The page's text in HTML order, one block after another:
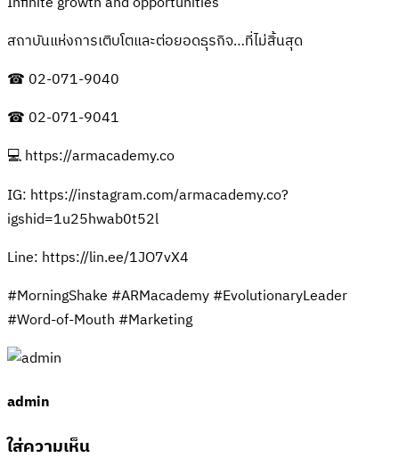
สถาบันแห่งการเติบโตและต่อยอดธุรกิจ…ที่ไม่สิ้นสุด
☎ 02-071-9040
☎ 02-071-9041
💻 https://armacademy.co
IG: https://instagram.com/armacademy.co?
igshid=1u25hwab0t52l
Line: https://lin.ee/1JO7vX4
#MorningShake #ARMacademy #EvolutionaryLeader
#Word-of-Mouth #Marketing
admin
ใส่ความเห็น